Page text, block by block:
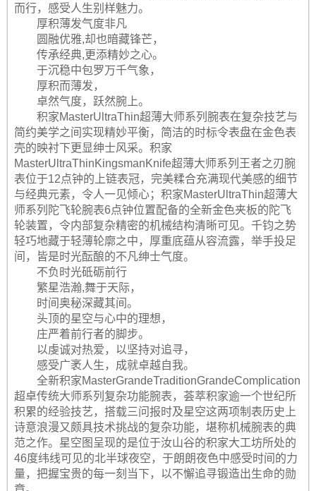
而行，感受人生别样魅力。
厚积薄发气度非凡
圆融优雅,却也暗藏锋芒，
传承经典,更添精妙之心。
于沉稳中包罗万千气象，
厚积而薄发，
卓然气度，跃然腕上。
积家MasterUltraThin超薄大师系列腕表在复杂技艺与
简约美学之间实现精妙平衡，简洁的时标令表盘在金色表
壳的映衬下更显绅士风采。积家
MasterUltraThinKingsmanKnife超薄大师系列王者之刃腕
表位于12点钟的上链表冠，完美糅合充满现代美感的细节
与经典元素，令人一见倾心；积家MasterUltraThin超薄大
师系列陀飞轮腕表6点钟位置配备的全新金色夹板的陀飞
轮装置，令内部复杂精密的机械结构清晰可见。千钧之势
轻巧地藏于轻薄轮廓之中，厚重底蕴从容流露，举手投足
间，皆是时光酝酿的不凡绅士气度。
不负时光砥砺前行
繁星浩瀚,舞于天际，
时间奥秘深藏其间。
头顶的星空与心中的理想，
庄严着前行者的脚步。
以虔诚对热爱，以坚持对追寻，
感受广袤人生，成就卓越自我。
全新积家MasterGrandeTraditionGrandeComplication
超卓传统大师系列复杂功能腕表，荟萃积家逾一个世纪所
积累的经验技艺，搭载三问报时及星空这两项制表历史上
诗意浪漫又颇具技术挑战的复杂功能，堪称机械腕表的典
范之作。星空图呈现的是位于汝山谷的积家大工坊所处的
46度纬线可见的北半球夜空，于朗朗夜色中感受时间的力
量，把握宝贵的每一刻当下，以不懈追寻锻造出生命的勋